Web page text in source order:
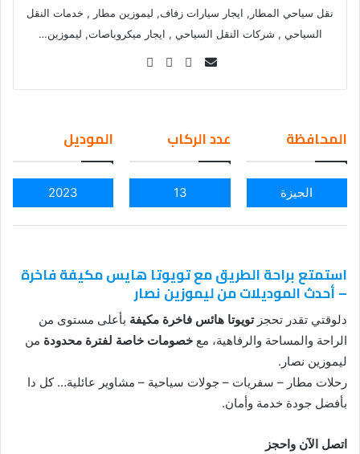
نقل سياحي المطار, ايجار سيارات زفاف, ليموزين مطار , خدمات النقل
السياحي , شركات النقل السياحي , ايجار ميكروباصات, ليموزين…
Se
ail
المحافظة
الجيزة
عدد الركاب
13
الموديل
2023
استمتع براحة الطريق مع تويوتا هايس مكيفة فاخرة
– أحدث الموديلات من ليموزين نصار
دلوقتي تقدر تحجزتويوتا هائس فاخرة مكيفة بأعلى مستوى من
الراحة والمساحة والرفاهية، مع خصومات خاصة لفترة محدودة من
ليموزين نصار.
رحلات مطار – سفريات – جولات سياحية – مشاوير عائلية… كل دا
بأفضل جودة خدمة وأمان.
اتصل الآن واحجز